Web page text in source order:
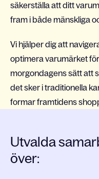
säkerställa att ditt
fram i både mänskliga
Vi hjälper dig att
optimera varumärket
morgondagens sätt att
det sker i traditionella
formar framtidens
Utvalda
över: